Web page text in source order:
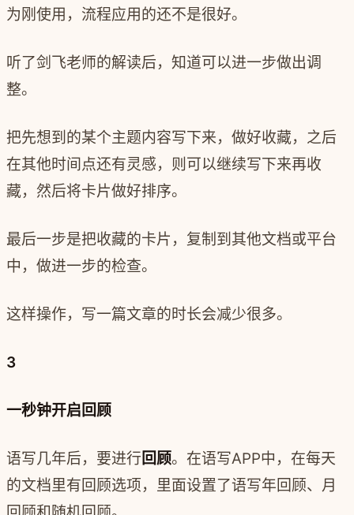
为刚使用，流程应用的还不是很好。
听了剑飞老师的解读后，知道可以进一步做出调
整。
把先想到的某个主题内容写下来，做好收藏，之后
在其他时间点还有灵感，则可以继续写下来再收
藏，然后将卡片做好排序。
最后一步是把收藏的卡片，复制到其他文档或平台
中，做进一步的检查。
这样操作，写一篇文章的时长会减少很多。
3
一秒钟开启回顾
语写几年后，要进行回顾。在语写APP中，在每天
的文档里有回顾选项，里面设置了语写年回顾、月